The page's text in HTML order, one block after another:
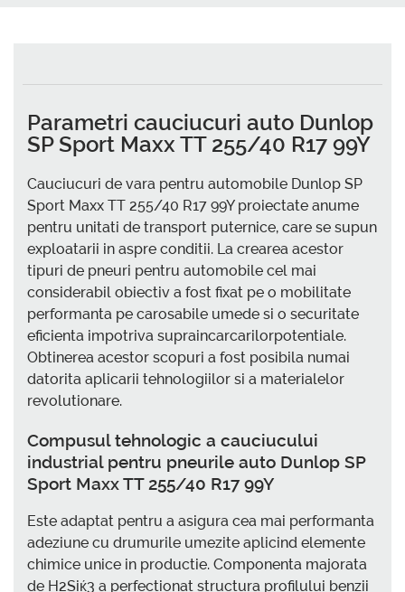
Parametri cauciucuri auto Dunlop
SP Sport Maxx TT 255/40 R17 99Y
Cauciucuri de vara pentru automobile Dunlop SP
Sport Maxx TT 255/40 R17 99Y proiectate anume
pentru unitati de transport puternice, care se supun
exploatarii in aspre conditii. La crearea acestor
tipuri de pneuri pentru automobile cel mai
considerabil obiectiv a fost fixat pe o mobilitate
performanta pe carosabile umede si o securitate
eficienta impotriva supraincarcarilorpotentiale.
Obtinerea acestor scopuri a fost posibila numai
datorita aplicarii tehnologiilor si a materialelor
revolutionare.
Compusul tehnologic a cauciucului
industrial pentru pneurile auto Dunlop SP
Sport Maxx TT 255/40 R17 99Y
Este adaptat pentru a asigura cea mai performanta
adeziune cu drumurile umezite aplicind elemente
chimice unice in productie. Componenta majorata
de H2Siќ3 a perfectionat structura profilului benzii